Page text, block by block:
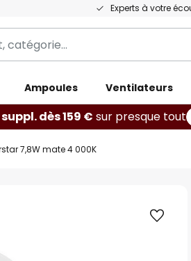
Experts à votre
Ampoules Ventilateurs
dès 159 € sur presque tout
7,8W mate 4 000K